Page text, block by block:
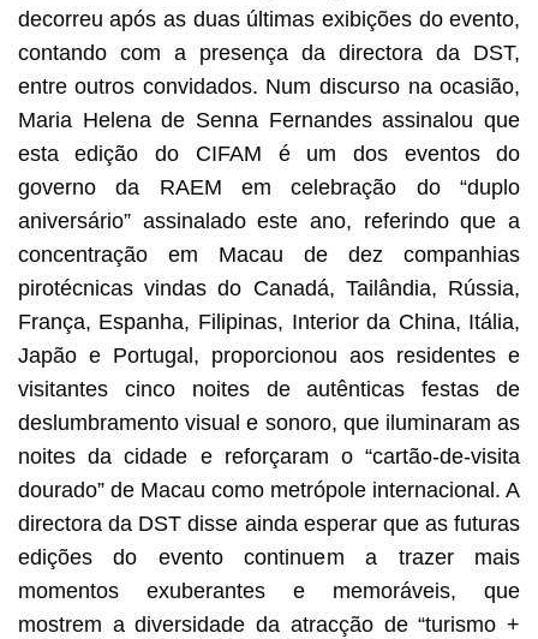
decorreu após as duas últimas exibições do evento,
contando com a presença da directora da DST,
entre outros convidados. Num discurso na ocasião,
Maria Helena de Senna Fernandes assinalou que
esta edição do CIFAM é um dos eventos do
governo da RAEM em celebração do “duplo
aniversário” assinalado este ano, referindo que a
concentração em Macau de dez companhias
pirotécnicas vindas do Canadá, Tailândia, Rússia,
França, Espanha, Filipinas, Interior da China, Itália,
Japão e Portugal, proporcionou aos residentes e
visitantes cinco noites de autênticas festas de
deslumbramento visual e sonoro, que iluminaram as
noites da cidade e reforçaram o “cartão-de-visita
dourado” de Macau como metrópole internacional. A
directora da DST disse ainda esperar que as futuras
edições do evento continuem a trazer mais
momentos exuberantes e memoráveis, que
mostrem a diversidade da atracção de “turismo +